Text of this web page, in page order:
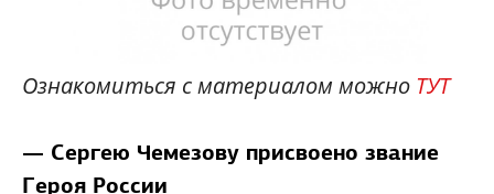
Ознакомиться с материалом можно ТУТ
— Сергею Чемезову присвоено звание
Героя России